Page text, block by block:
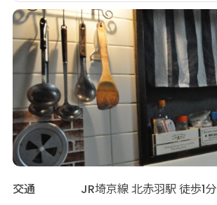
交通 JR埼京線 北赤羽駅 徒歩1分